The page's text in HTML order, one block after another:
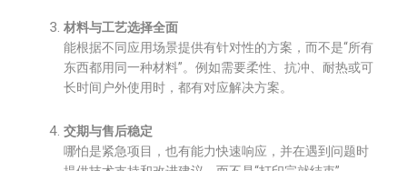
材料与工艺选择全面
能根据不同应用场景提供有针对性的方案，而不是“所有
东西都用同一种材料”。例如需要柔性、抗冲、耐热或可
长时间户外使用时，都有对应解决方案。
交期与售后稳定
哪怕是紧急项目，也有能力快速响应，并在遇到问题时